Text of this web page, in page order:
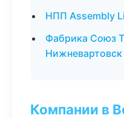
НПП Assembly
Фабрика Союз
Нижневартовск
Компании в